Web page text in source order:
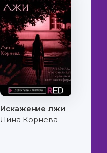
Искажение лжи
Лина Корнева